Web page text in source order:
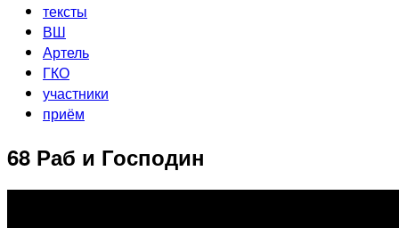
тексты
ВШ
Артель
ГКО
участники
приём
68 Раб и Господин